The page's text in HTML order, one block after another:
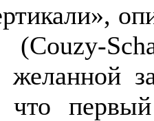
(Couzy-
желанной
что